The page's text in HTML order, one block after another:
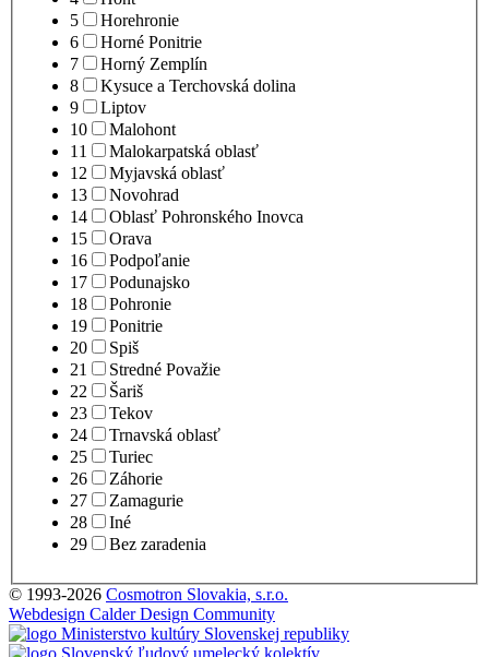
5
Horehronie
6
Horné Ponitrie
7
Horný Zemplín
8
Kysuce a Terchovská dolina
9
Liptov
10
Malohont
11
Malokarpatská oblasť
12
Myjavská oblasť
13
Novohrad
14
Oblasť Pohronského Inovca
15
Orava
16
Podpoľanie
17
Podunajsko
18
Pohronie
19
Ponitrie
20
Spiš
21
Stredné Považie
22
Šariš
23
Tekov
24
Trnavská oblasť
25
Turiec
26
Záhorie
27
Zamagurie
28
Iné
29
Bez zaradenia
© 1993-2026 Cosmotron Slovakia, s.r.o.
Webdesign Calder Design Community